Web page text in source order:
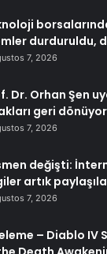
durduruldu,
7, 2026
Dr. Orhan Şen
geri
7, 2026
değişti:
artık
7, 2026
– Diablo IV